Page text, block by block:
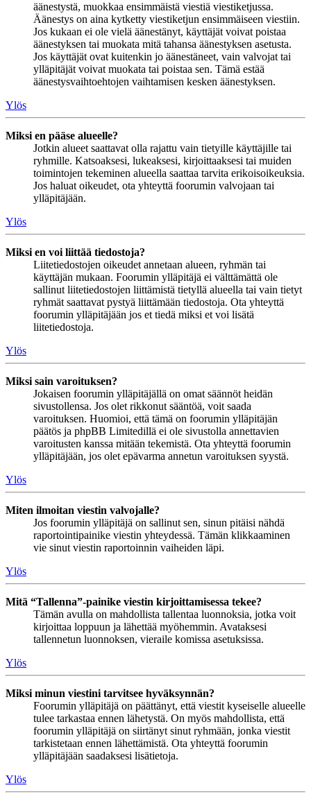
äänestystä, muokkaa ensimmäistä viestiä viestiketjussa.
Äänestys on aina kytketty viestiketjun ensimmäiseen viestiin.
Jos kukaan ei ole vielä äänestänyt, käyttäjät voivat poistaa
äänestyksen tai muokata mitä tahansa äänestyksen asetusta.
Jos käyttäjät ovat kuitenkin jo äänestäneet, vain valvojat tai
ylläpitäjät voivat muokata tai poistaa sen. Tämä estää
äänestysvaihtoehtojen vaihtamisen kesken äänestyksen.
Ylös
Miksi en pääse alueelle?
Jotkin alueet saattavat olla rajattu vain tietyille käyttäjille tai
ryhmille. Katsoaksesi, lukeaksesi, kirjoittaaksesi tai muiden
toimintojen tekeminen alueella saattaa tarvita erikoisoikeuksia.
Jos haluat oikeudet, ota yhteyttä foorumin valvojaan tai
ylläpitäjään.
Ylös
Miksi en voi liittää tiedostoja?
Liitetiedostojen oikeudet annetaan alueen, ryhmän tai
käyttäjän mukaan. Foorumin ylläpitäjä ei välttämättä ole
sallinut liitetiedostojen liittämistä tietyllä alueella tai vain tietyt
ryhmät saattavat pystyä liittämään tiedostoja. Ota yhteyttä
foorumin ylläpitäjään jos et tiedä miksi et voi lisätä
liitetiedostoja.
Ylös
Miksi sain varoituksen?
Jokaisen foorumin ylläpitäjällä on omat säännöt heidän
sivustollensa. Jos olet rikkonut sääntöä, voit saada
varoituksen. Huomioi, että tämä on foorumin ylläpitäjän
päätös ja phpBB Limitedillä ei ole sivustolla annettavien
varoitusten kanssa mitään tekemistä. Ota yhteyttä foorumin
ylläpitäjään, jos olet epävarma annetun varoituksen syystä.
Ylös
Miten ilmoitan viestin valvojalle?
Jos foorumin ylläpitäjä on sallinut sen, sinun pitäisi nähdä
raportointipainike viestin yhteydessä. Tämän klikkaaminen
vie sinut viestin raportoinnin vaiheiden läpi.
Ylös
Mitä “Tallenna”-painike viestin kirjoittamisessa tekee?
Tämän avulla on mahdollista tallentaa luonnoksia, jotka voit
kirjoittaa loppuun ja lähettää myöhemmin. Avataksesi
tallennetun luonnoksen, vieraile komissa asetuksissa.
Ylös
Miksi minun viestini tarvitsee hyväksynnän?
Foorumin ylläpitäjä on päättänyt, että viestit kyseiselle alueelle
tulee tarkastaa ennen lähetystä. On myös mahdollista, että
foorumin ylläpitäjä on siirtänyt sinut ryhmään, jonka viestit
tarkistetaan ennen lähettämistä. Ota yhteyttä foorumin
ylläpitäjään saadaksesi lisätietoja.
Ylös